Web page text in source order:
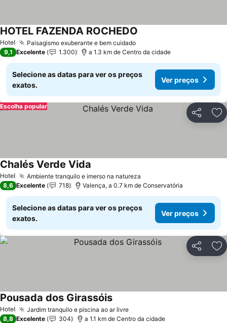
Hotel Paisagismo exuberante e bem cuidado
HOTEL FAZENDA ROCHEDO
9,1 Excelente 1.300 a 1.3 km de Centro da cidade
Selecione as datas para ver os preços
exatos.
Ver preços
Partilhar
Escolha popular
Hotel Ambiente tranquilo e imerso na natureza
Chalés Verde Vida
8,6 Excelente 718 Valença, a 0.7 km de Conservatória
Selecione as datas para ver os preços
exatos.
Ver preços
Partilhar
Hotel Jardim tranquilo e piscina ao ar livre
Pousada dos Girassóis
8,8 Excelente 304 a 1.1 km de Centro da cidade